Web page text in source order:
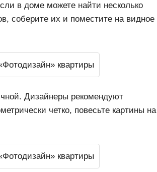
в доме можете найти несколько
соберите их и поместите на видное
Дизайнеры рекомендуют
четко, повесьте картины на